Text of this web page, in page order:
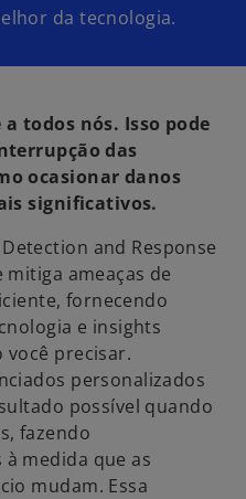
da tecnologia.
todos nós. Isso pode
das
ocasionar danos
significativos.
and Response
ameaças de
fornecendo
e insights
você precisar.
personalizados
possível quando
fazendo
medida que as
mudam. Essa